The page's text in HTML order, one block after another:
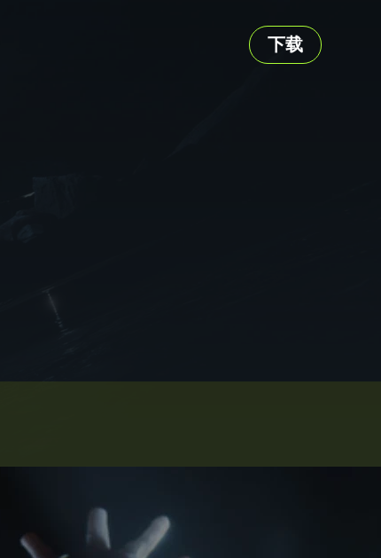
下载